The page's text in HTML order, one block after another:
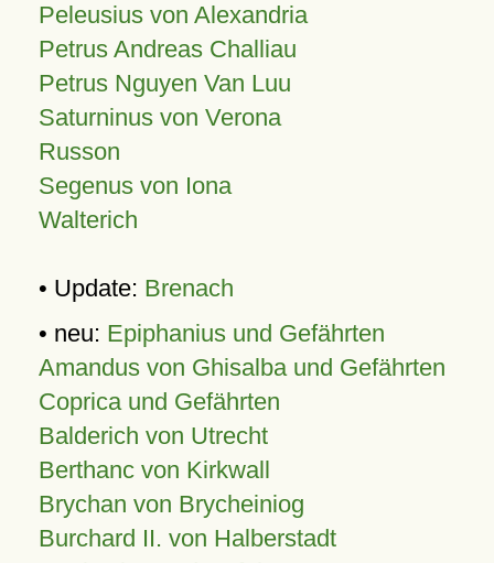
Peleusius von Alexandria
Petrus Andreas Challiau
Petrus Nguyen Van Luu
Saturninus von Verona
Russon
Segenus von Iona
Walterich
• Update: Brenach
• neu: Epiphanius und Gefährten
Amandus von Ghisalba und Gefährten
Coprica und Gefährten
Balderich von Utrecht
Berthanc von Kirkwall
Brychan von Brycheiniog
Burchard II. von Halberstadt